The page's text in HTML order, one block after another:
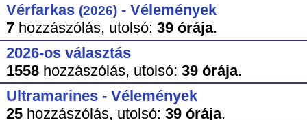
Vérfarkas (2026)- Vélemények
7hozzászólás, utolsó: 39 órája.
2026-os választás
1558hozzászólás, utolsó: 39 órája.
Ultramarines - Vélemények
25hozzászólás, utolsó: 39 órája.